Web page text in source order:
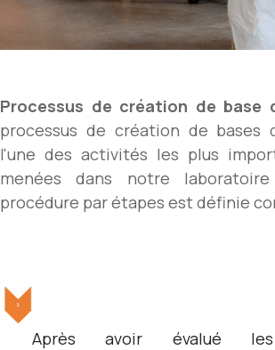
Processus de création de base
processus de création de bases
l'une des activités les plus
menées dans notre
procédure par étapes est définie
Après avoir évalué les